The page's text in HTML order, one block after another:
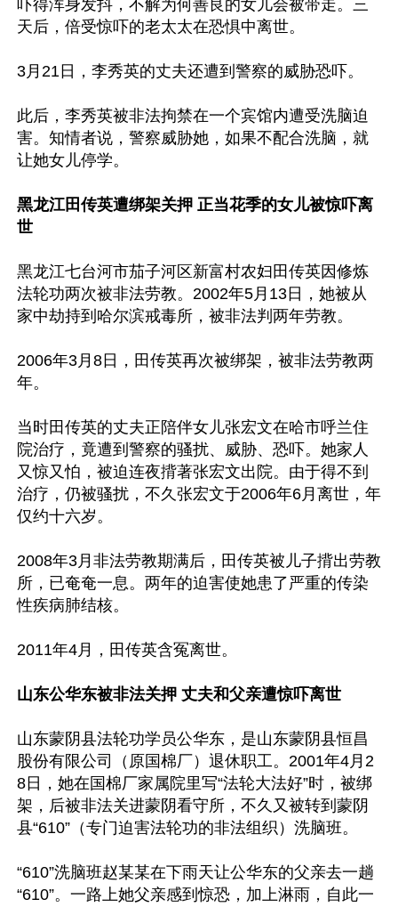
吓得浑身发抖，不解为何善良的女儿会被带走。三
天后，倍受惊吓的老太太在恐惧中离世。
3月21日，李秀英的丈夫还遭到警察的威胁恐吓。
此后，李秀英被非法拘禁在一个宾馆内遭受洗脑迫
害。知情者说，警察威胁她，如果不配合洗脑，就
让她女儿停学。
黑龙江田传英遭绑架关押 正当花季的女儿被惊吓离
世
黑龙江七台河市茄子河区新富村农妇田传英因修炼
法轮功两次被非法劳教。2002年5月13日，她被从
家中劫持到哈尔滨戒毒所，被非法判两年劳教。
2006年3月8日，田传英再次被绑架，被非法劳教两
年。
当时田传英的丈夫正陪伴女儿张宏文在哈市呼兰住
院治疗，竟遭到警察的骚扰、威胁、恐吓。她家人
又惊又怕，被迫连夜揹著张宏文出院。由于得不到
治疗，仍被骚扰，不久张宏文于2006年6月离世，年
仅约十六岁。
2008年3月非法劳教期满后，田传英被儿子揹出劳教
所，已奄奄一息。两年的迫害使她患了严重的传染
性疾病肺结核。
2011年4月，田传英含冤离世。
山东公华东被非法关押 丈夫和父亲遭惊吓离世
山东蒙阴县法轮功学员公华东，是山东蒙阴县恒昌
股份有限公司（原国棉厂）退休职工。2001年4月2
8日，她在国棉厂家属院里写“法轮大法好”时，被绑
架，后被非法关进蒙阴看守所，不久又被转到蒙阴
县“610”（专门迫害法轮功的非法组织）洗脑班。
“610”洗脑班赵某某在下雨天让公华东的父亲去一趟
“610”。一路上她父亲感到惊恐，加上淋雨，自此一